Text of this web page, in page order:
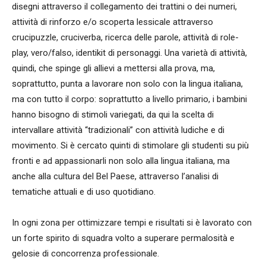
disegni attraverso il collegamento dei trattini o dei numeri,
attività di rinforzo e/o scoperta lessicale attraverso
crucipuzzle, cruciverba, ricerca delle parole, attività di role-
play, vero/falso, identikit di personaggi. Una varietà di attività,
quindi, che spinge gli allievi a mettersi alla prova, ma,
soprattutto, punta a lavorare non solo con la lingua italiana,
ma con tutto il corpo: soprattutto a livello primario, i bambini
hanno bisogno di stimoli variegati, da qui la scelta di
intervallare attività “tradizionali” con attività ludiche e di
movimento. Si è cercato quinti di stimolare gli studenti su più
fronti e ad appassionarli non solo alla lingua italiana, ma
anche alla cultura del Bel Paese, attraverso l’analisi di
tematiche attuali e di uso quotidiano.
In ogni zona per ottimizzare tempi e risultati si è lavorato con
un forte spirito di squadra volto a superare permalosità e
gelosie di concorrenza professionale.